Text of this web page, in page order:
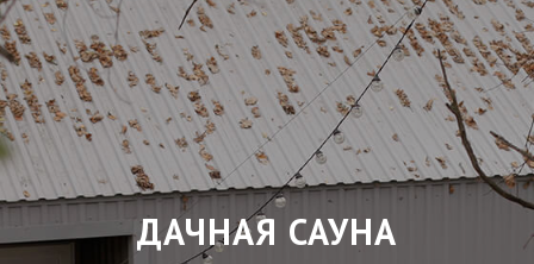
ДАЧНАЯ САУНА